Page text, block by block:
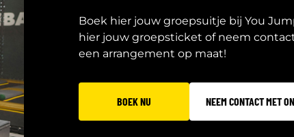
Boek hier jouw groepsuitje bij You
hier jouw groepsticket of neem
een arrangement op maat!
BOEK NU NEEM CONTACT MET